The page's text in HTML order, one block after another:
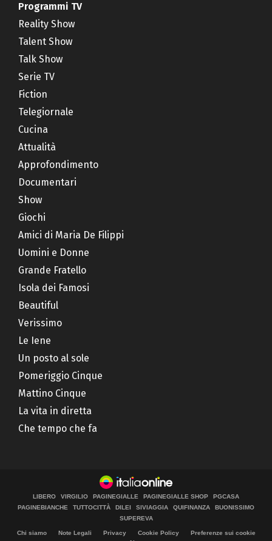
Programmi TV
Reality Show
Talent Show
Talk Show
Serie TV
Fiction
Telegiornale
Cucina
Attualità
Approfondimento
Documentari
Show
Giochi
Amici di Maria De Filippi
Uomini e Donne
Grande Fratello
Isola dei Famosi
Beautiful
Verissimo
Le Iene
Un posto al sole
Pomeriggio Cinque
Mattino Cinque
La vita in diretta
Che tempo che fa
LIBERO VIRGILIO PAGINEGIALLE PAGINEGIALLE SHOP
PGCASA
PAGINEBIANCHE
TUTTOCITTÀ DILEI SIVIAGGIA QUIFINANZA
BUONISSIMO
SUPEREVA
Chi siamo Note Legali Privacy Cookie Policy
Preferenze sui cookie